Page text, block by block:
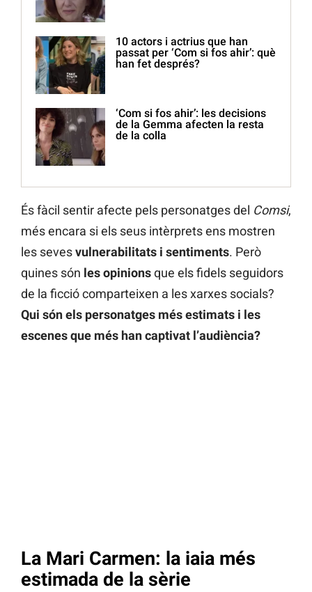
10 actors i actrius que han
passat per ‘Com si fos ahir’: què
han fet després?
‘Com si fos ahir’: les decisions
de la Gemma afecten la resta
de la colla
És fàcil sentir afecte pels personatges del Comsi,
més encara si els seus intèrprets ens mostren
les sevesvulnerabilitats i sentiments. Però
quines són les opinionsque els fidels seguidors
de la ficció comparteixen a les xarxes socials?
Qui són els personatges més estimats i les
escenes que més han captivat l’audiència?
La Mari Carmen: la iaia més
estimada de la sèrie